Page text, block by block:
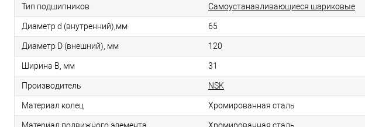
Тип подшипников Самоустанавливающиеся шариковые
Диаметр d (внутренний),мм 65
Диаметр D (внешний), мм 120
Ширина B, мм 31
Производитель NSK
Материал колец Хромированная сталь